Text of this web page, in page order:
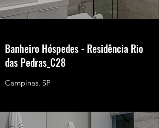
Banheiro Hóspedes - Residência Rio
das Pedras_C28
Campinas, SP